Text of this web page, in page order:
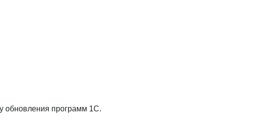
обновления программ 1С.